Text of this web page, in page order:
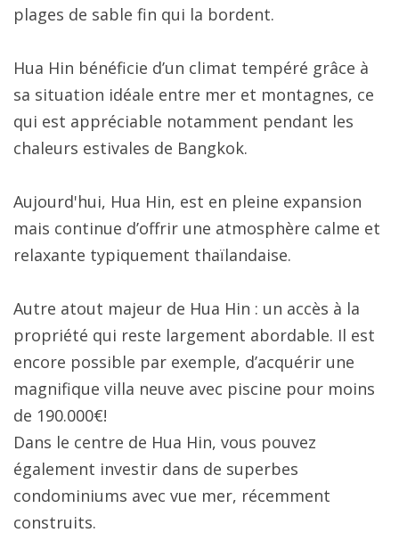
plages de sable fin qui la bordent.
Hua Hin bénéficie d’un climat tempéré grâce à
sa situation idéale entre mer et montagnes, ce
qui est appréciable notamment pendant les
chaleurs estivales de Bangkok.
Aujourd'hui, Hua Hin, est en pleine expansion
mais continue d’offrir une atmosphère calme et
relaxante typiquement thaïlandaise.
Autre atout majeur de Hua Hin : un accès à la
propriété qui reste largement abordable. Il est
encore possible par exemple, d’acquérir une
magnifique villa neuve avec piscine pour moins
de 190.000€!
Dans le centre de Hua Hin, vous pouvez
également investir dans de superbes
condominiums avec vue mer, récemment
construits.